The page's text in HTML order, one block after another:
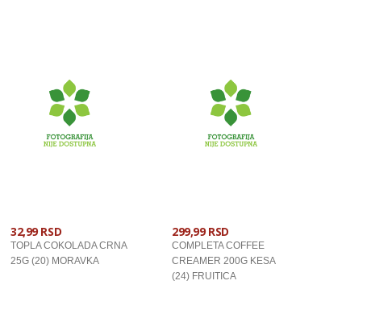
32,99 RSD
TOPLA COKOLADA CRNA
25G (20) MORAVKA
299,99 RSD
COMPLETA COFFEE
CREAMER 200G KESA
(24) FRUITICA